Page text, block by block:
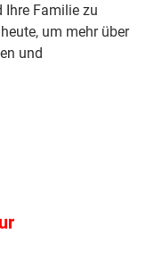
Ihre Familie zu
um mehr über
und